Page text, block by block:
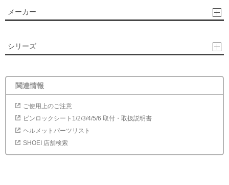
メーカー
シリーズ
関連情報
ご使用上のご注意
ピンロックシート1/2/3/4/5/6 取付・取扱説明書
ヘルメットパーツリスト
SHOEI 店舗検索